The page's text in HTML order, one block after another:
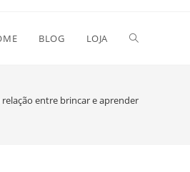
BLOG LOJA Toggle
entre brincar e aprender